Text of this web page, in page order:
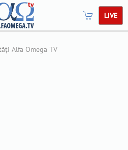
LIVE
Alfa Omega TV